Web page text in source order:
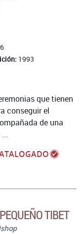
1993
que tienen
conseguir el
de una
TIBET